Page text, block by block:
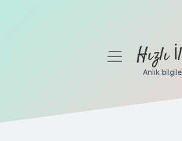
Gizlilik Politikası
menüyüHızlı
Anlık